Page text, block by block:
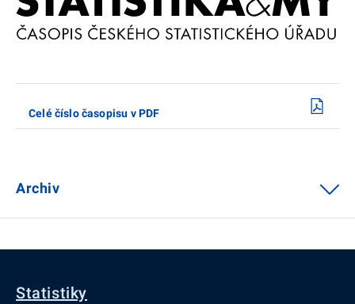
Celé číslo časopisu v PDF
Archiv
Statistiky